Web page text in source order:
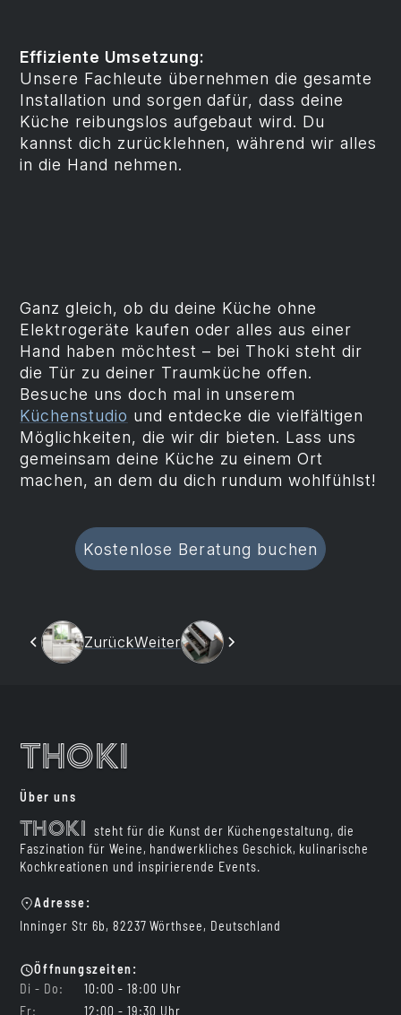
Effiziente Umsetzung:
Unsere Fachleute übernehmen die gesamte
Installation und sorgen dafür, dass deine
Küche reibungslos aufgebaut wird. Du
kannst dich zurücklehnen, während wir alles
in die Hand nehmen.
Ganz gleich, ob du deine Küche ohne
Elektrogeräte kaufen oder alles aus einer
Hand haben möchtest – bei Thoki steht dir
die Tür zu deiner Traumküche offen.
Besuche uns doch mal in unserem
Küchenstudio und entdecke die vielfältigen
Möglichkeiten, die wir dir bieten. Lass uns
gemeinsam deine Küche zu einem Ort
machen, an dem du dich rundum wohlfühlst!
Kostenlose Beratung buchen
ZurückWeiter
Thoki
Über uns
Thoki
steht für die Kunst der Küchengestaltung, die
Faszination für Weine, handwerkliches Geschick, kulinarische
Kochkreationen und inspirierende Events.
Adresse:
Inninger Str 6b, 82237 Wörthsee, Deutschland
Öffnungszeiten:
Di - Do:
10:00 - 18:00 Uhr
Fr:
12:00 - 19:30 Uhr